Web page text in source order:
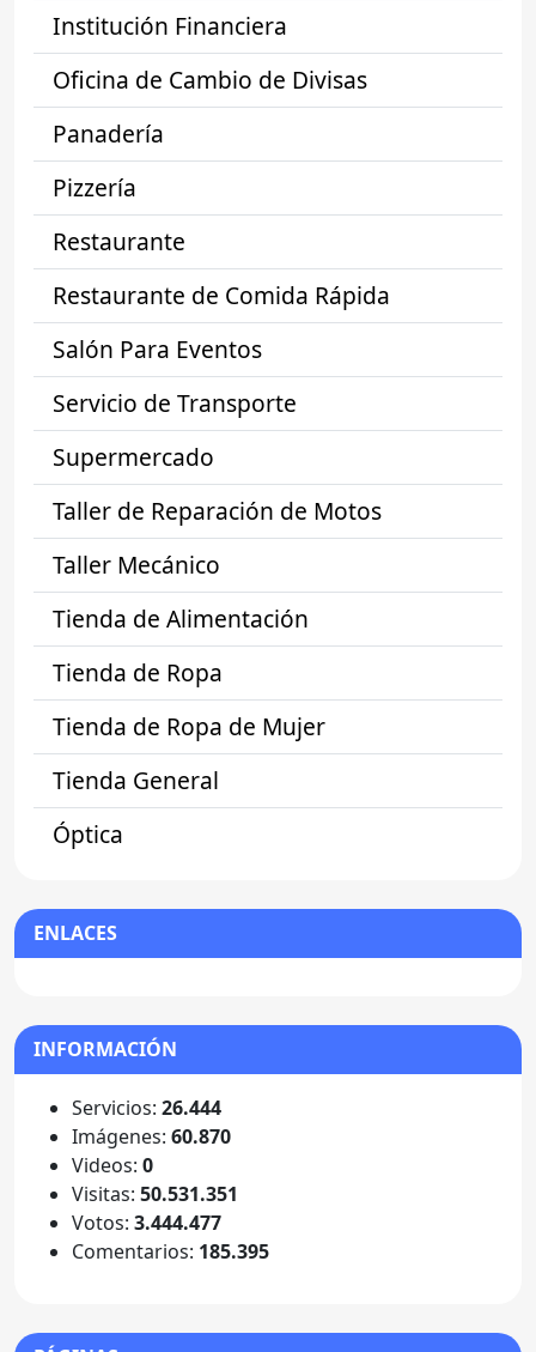
Institución Financiera
Oficina de Cambio de Divisas
Panadería
Pizzería
Restaurante
Restaurante de Comida Rápida
Salón Para Eventos
Servicio de Transporte
Supermercado
Taller de Reparación de Motos
Taller Mecánico
Tienda de Alimentación
Tienda de Ropa
Tienda de Ropa de Mujer
Tienda General
Óptica
ENLACES
INFORMACIÓN
Servicios: 26.444
Imágenes: 60.870
Videos: 0
Visitas: 50.531.351
Votos: 3.444.477
Comentarios: 185.395